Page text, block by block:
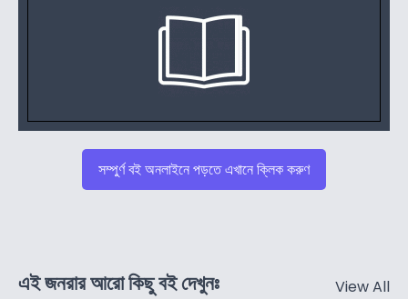
সম্পুর্ণ বই অনলাইনে পড়তে এখানে ক্লিক করুণ
এই জনরার আরো কিছু বই দেখুনঃ View All